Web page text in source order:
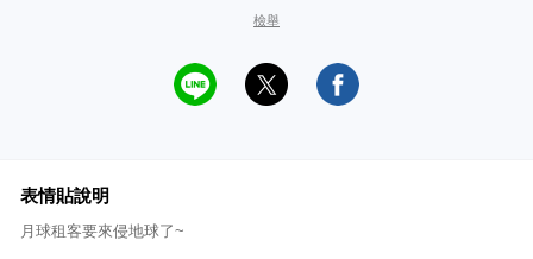
檢舉
表情貼說明
月球租客要來侵地球了~